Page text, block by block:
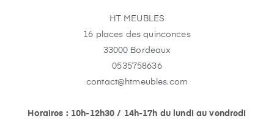
HT MEUBLES
16 places des quinconces
33000 Bordeaux
0535758636
contact@htmeubles.com
Horaires : 10h-12h30 / 14h-17h du lundi au vendredi